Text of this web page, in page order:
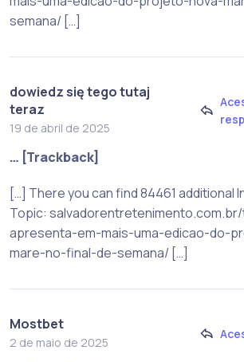
semana/ […]
dowiedz się tego tutaj
teraz
19 de abril de 2025
… [Trackback]
[…] There you can find 84461 additional
Topic:
apresenta-em-mais-uma-edicao-do-
mare-no-final-de-semana/ […]
Mostbet
2 de maio de 2025